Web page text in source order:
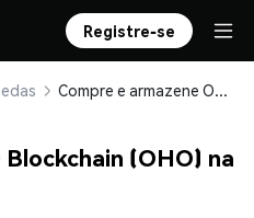
Registre-se
Compre e armazene OHO Blockchain (OHO) com segurança
(OHO) na